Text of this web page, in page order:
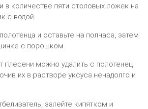
в количестве пяти столовых ложек на
с водой.
и оставьте на полчаса, затем
с порошком.
плесени можно удалить с полотенец
их в растворе уксуса ненадолго и
залейте кипятком и